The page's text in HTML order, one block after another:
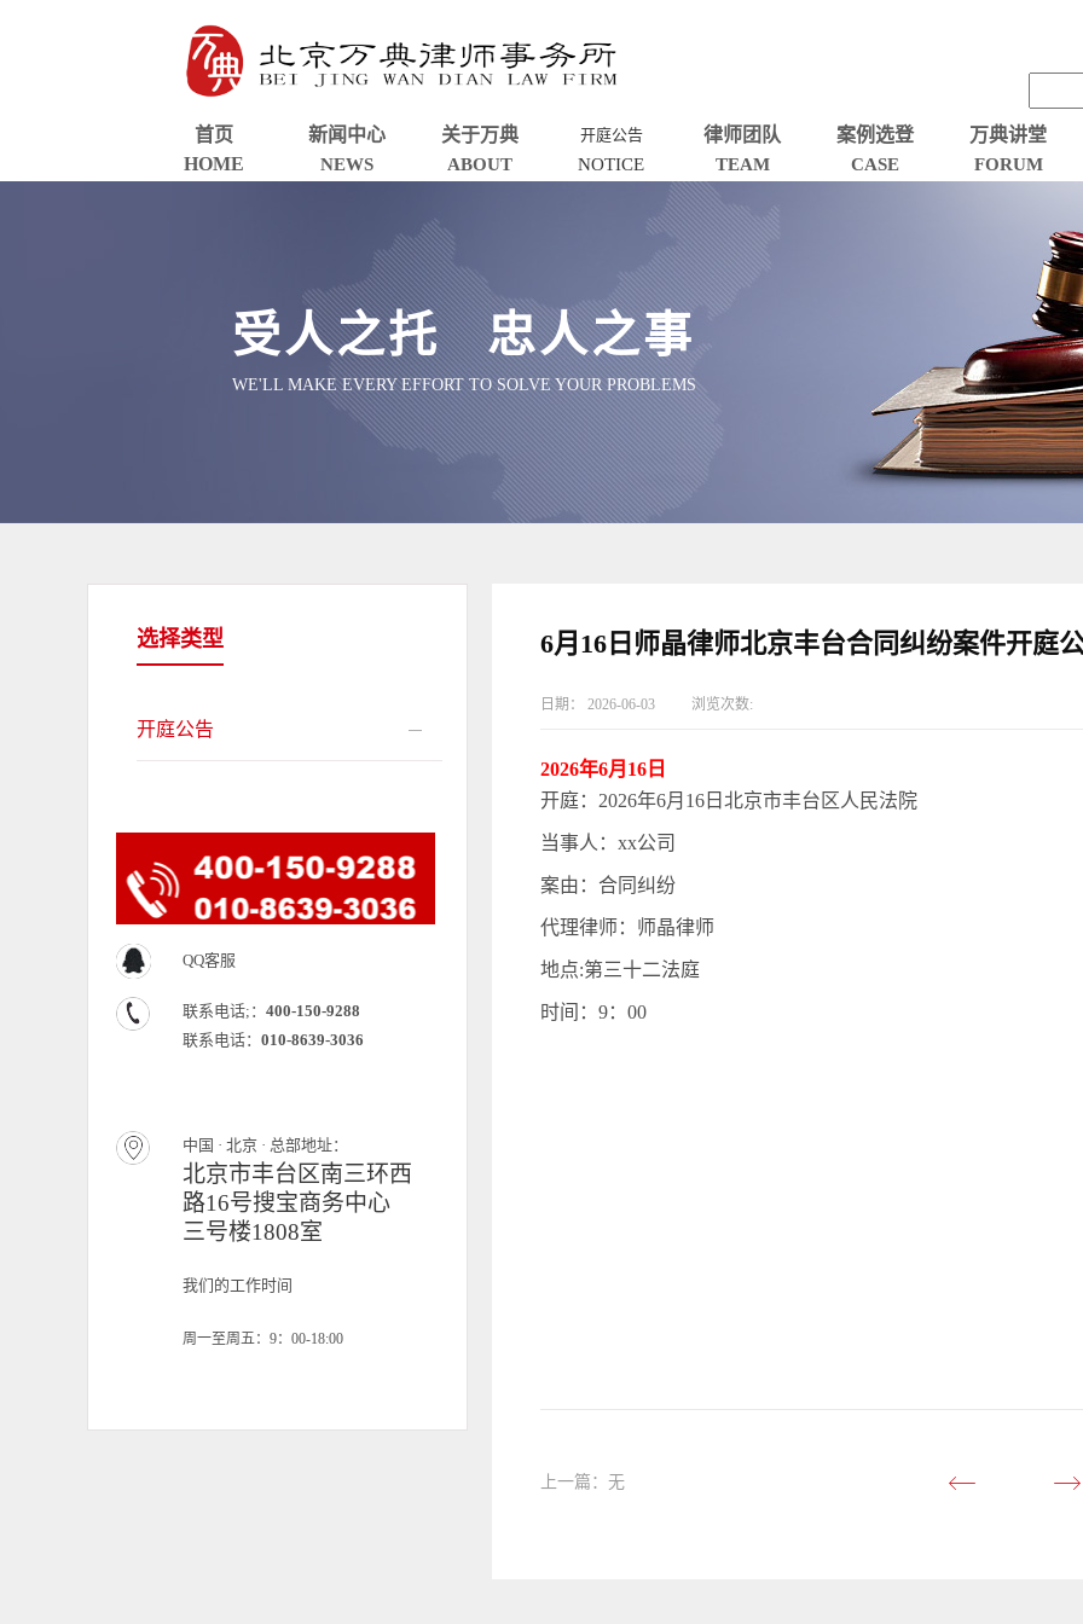
首页
HOME
新闻中心
NEWS
关于万典
ABOUT
开庭公告
NOTICE
律师团队
TEAM
案例选登
CASE
万典讲堂
FORUM
受人之托 忠人之事
WE'LL MAKE EVERY EFFORT TO SOLVE YOUR PROBLEMS
选择类型
开庭公告
QQ客服
联系电话;： 400-150-9288
联系电话： 010-8639-3036
中国 · 北京 · 总部地址：
北京市丰台区南三环西
路16号搜宝商务中心
三号楼1808室
我们的工作时间
周一至周五：9：00-18:00
6月16日师晶律师北京丰台合同纠纷案件开庭
日期： 2026-06-03 浏览次数:
2026年6月16日
开庭： 2026年6月16日北京市丰台区人民法院
当事人：xx公司
案由：合同纠纷
代理律师：师晶律师
地点:第三十二法庭
时间：9：00
上一篇：无